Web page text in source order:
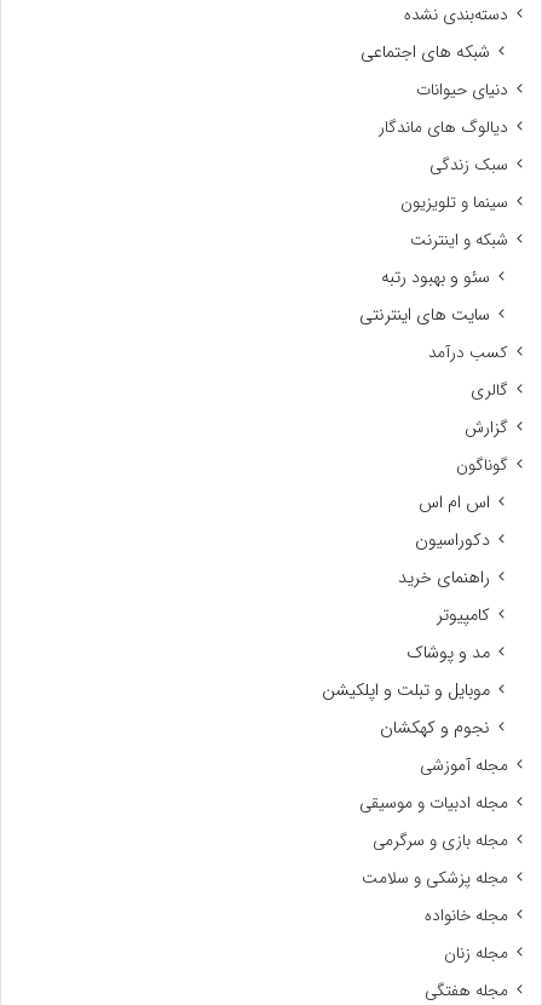
دسته‌بندی نشده
شبکه های اجتماعی
دنیای حیوانات
دیالوگ های ماندگار
سبک زندگی
سینما و تلویزیون
شبکه و اینترنت
سئو و بهبود رتبه
سایت های اینترنتی
کسب درآمد
گالری
گزارش
گوناگون
اس ام اس
دکوراسیون
راهنمای خرید
کامپیوتر
مد و پوشاک
موبایل و تبلت و اپلکیشن
نجوم و کهکشان
مجله آموزشی
مجله ادبیات و موسیقی
مجله بازی و سرگرمی
مجله پزشکی و سلامت
مجله خانواده
مجله زنان
مجله هفتگی